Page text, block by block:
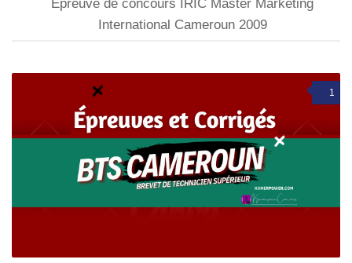
Epreuve de concours IRIC Master Marketing
International Cameroun 2009
1